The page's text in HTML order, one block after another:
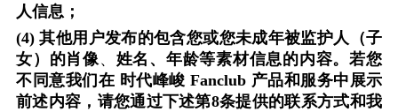
人信息；
(4)其他用户发布的包含您或您未成年被监护人（子
女）的肖像、 姓名、年龄等素材信息的内容。若您
不同意我们在 时代峰峻 Fanclub 产品和服务中展示
前述内容，请您通过下述第8条提供的联系方式和我